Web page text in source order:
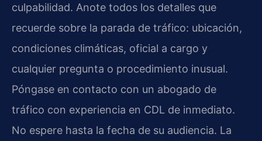
culpabilidad. Anote todos los detalles que
recuerde sobre la parada de tráfico: ubicación,
condiciones climáticas, oficial a cargo y
cualquier pregunta o procedimiento inusual.
Póngase en contacto con un abogado de
tráfico con experiencia en CDL de inmediato.
No espere hasta la fecha de su audiencia. La